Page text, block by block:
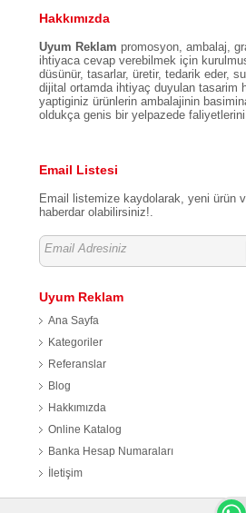
Hakkımızda
Uyum Reklam promosyon, ambalaj,
ihtiyaca cevap verebilmek için
düsünür, tasarlar, üretir, tedarik eder,
dijital ortamda ihtiyaç duyulan tasarim
yaptiginiz ürünlerin ambalajinin
oldukça genis bir yelpazede
Email Listesi
Email listemize kaydolarak, yeni ürün
haberdar olabilirsiniz!.
Uyum Reklam
Ana Sayfa
Kategoriler
Referanslar
Blog
Hakkımızda
Online Katalog
Banka Hesap Numaraları
İletişim